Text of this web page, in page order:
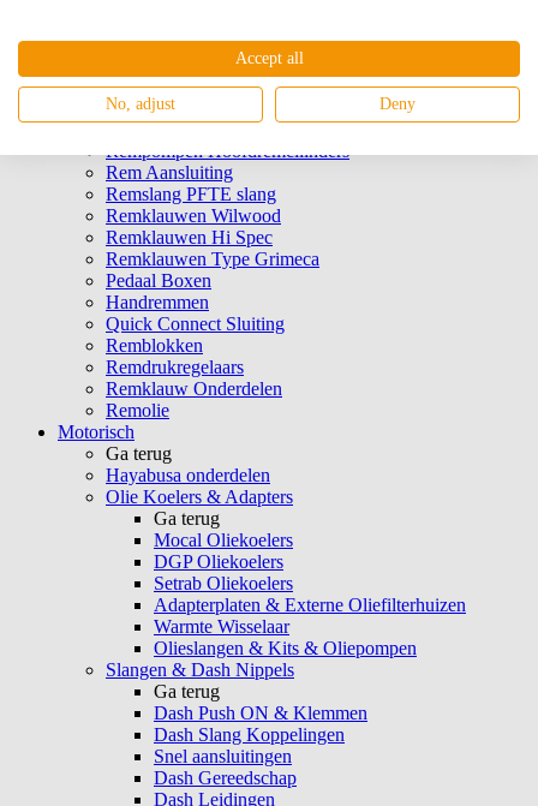
Remmen
Hawk Performance
EBC Remmen
Airducts & Luchtslangen
Rempompen Hoofdremcilinders
Rem Aansluiting
Remslang PFTE slang
Remklauwen Wilwood
Remklauwen Hi Spec
Remklauwen Type Grimeca
Pedaal Boxen
Handremmen
Quick Connect Sluiting
Remblokken
Remdrukregelaars
Remklauw Onderdelen
Remolie
Motorisch
Ga terug
Hayabusa onderdelen
Olie Koelers & Adapters
Ga terug
Mocal Oliekoelers
DGP Oliekoelers
Setrab Oliekoelers
Adapterplaten & Externe Oliefilterhuizen
Warmte Wisselaar
Olieslangen & Kits & Oliepompen
Slangen & Dash Nippels
Ga terug
Dash Push ON & Klemmen
Dash Slang Koppelingen
Snel aansluitingen
Dash Gereedschap
Dash Leidingen
Accept all
No, adjust Deny